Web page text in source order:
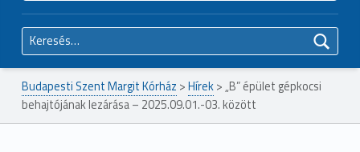
Keresés:
Budapesti Szent Margit Kórház >Hírek>„B” épület gépkocsi
behajtójának lezárása – 2025.09.01.-03. között